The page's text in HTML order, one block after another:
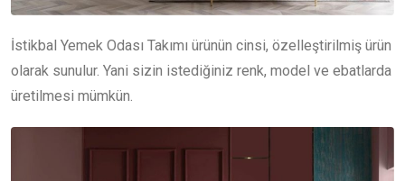
İstikbal Yemek Odası Takımı ürünün cinsi, özelleştirilmiş ürün
olarak sunulur. Yani sizin istediğiniz renk, model ve ebatlarda
üretilmesi mümkün.